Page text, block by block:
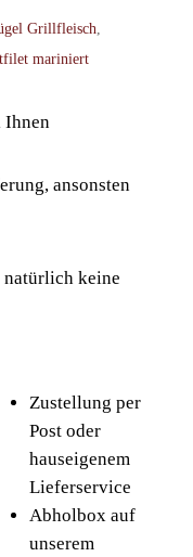
Grillfleisch,
mariniert
Ihnen
ansonsten
natürlich keine
Zustellung per
Post oder
hauseigenem
Lieferservice
Abholbox auf
unserem